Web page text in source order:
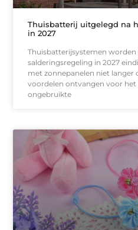
Thuisbatterij uitgelegd na
in 2027
Thuisbatterijsystemen
salderingsregeling in 2027
met zonnepanelen niet langer
voordelen ontvangen voor het
ongebruikte